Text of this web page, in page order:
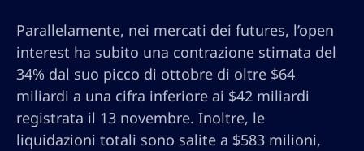
Parallelamente, nei mercati dei futures, l’open
interest ha subito una contrazione stimata del
34% dal suo picco di ottobre di oltre $64
miliardi a una cifra inferiore ai $42 miliardi
registrata il 13 novembre. Inoltre, le
liquidazioni totali sono salite a $583 milioni,